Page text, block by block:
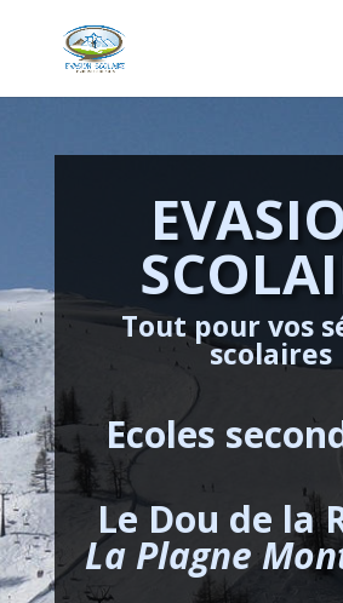
Tout pour vos
scolaires
Ecoles
Le Dou de la
La Plagne